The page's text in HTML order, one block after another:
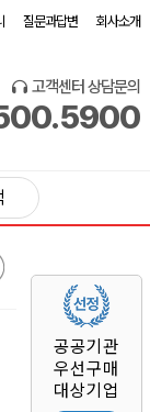
질문과답변 회사소개
고객센터 상담문의
공공기관
우선구매
대상기업